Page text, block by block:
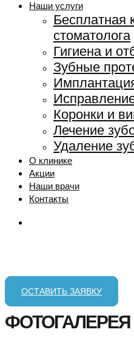
Наши услуги
Бесплатная
стоматолога
Гигиена и
Зубные
Коронки и
Лечение
Удаление
О клинике
Акции
Наши врачи
Контакты
ОСТАВИТЬ ЗАЯВКУ
ФОТОГАЛЕРЕЯ